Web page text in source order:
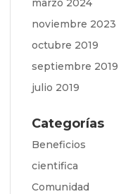
marzo 2024
noviembre 2023
octubre 2019
septiembre 2019
julio 2019
Categorías
Beneficios
cientifica
Comunidad